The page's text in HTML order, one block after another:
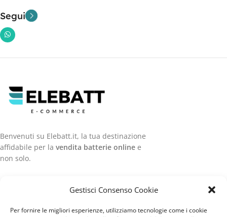
Gestisci Consenso Cookie
Per fornire le migliori esperienze, utilizziamo tecnologie come i cookie
Segui
Benvenuti su Elebatt.it, la tua destinazione
affidabile per la vendita batterie online e
non solo.
News